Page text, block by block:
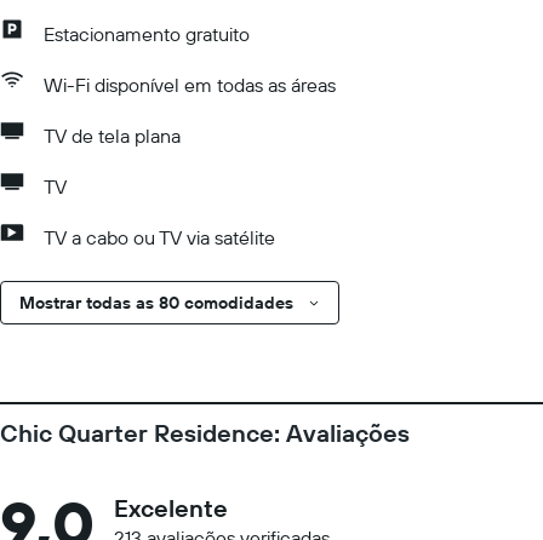
Estacionamento gratuito
Wi-Fi disponível em todas as áreas
TV de tela plana
TV
TV a cabo ou TV via satélite
Mostrar todas as 80 comodidades
Chic Quarter Residence: Avaliações
9,0 Excelente